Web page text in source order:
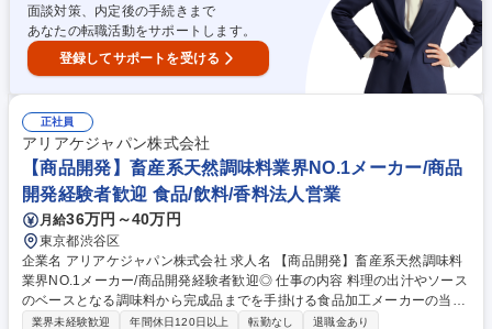
面談対策、内定後の手続きまで
あなたの転職活動をサポートします。
登録してサポートを受ける
正社員
アリアケジャパン株式会社
【商品開発】畜産系天然調味料業界NO.1メーカー/商品
開発経験者歓迎 食品/飲料/香料法人営業
月給36万円～40万円
東京都渋谷区
企業名 アリアケジャパン株式会社 求人名 【商品開発】畜産系天然調味料
業界NO.1メーカー/商品開発経験者歓迎◎ 仕事の内容 料理の出汁やソース
のベースとなる調味料から完成品までを手掛ける食品加工メーカーの当社
にて商品開発をお任せいたします。 【詳細】 ■営顧客要望に応じた自社製
業界未経験歓迎 年間休日120日以上 転勤なし
退職金あり